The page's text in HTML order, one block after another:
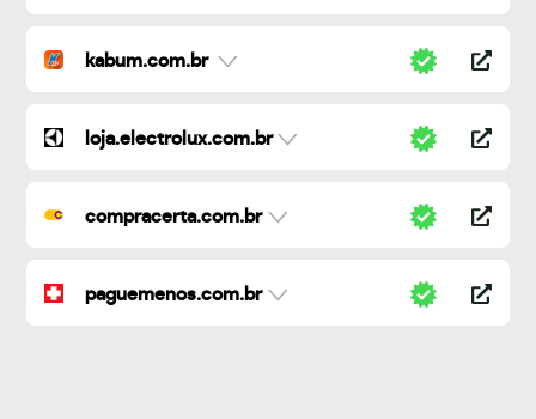
kabum.com.br
loja.electrolux.com.br
compracerta.com.br
paguemenos.com.br